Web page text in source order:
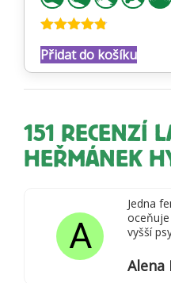
4.72z 5
Přidat do košíku
151 RECENZÍ
HEŘMÁNEK
A
Jedna
vyšší
Alena